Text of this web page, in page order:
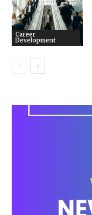
Career
Development